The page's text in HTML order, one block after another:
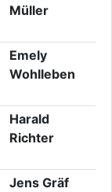
Müller
Emely
Wohlleben
Harald
Richter
Jens Gräf